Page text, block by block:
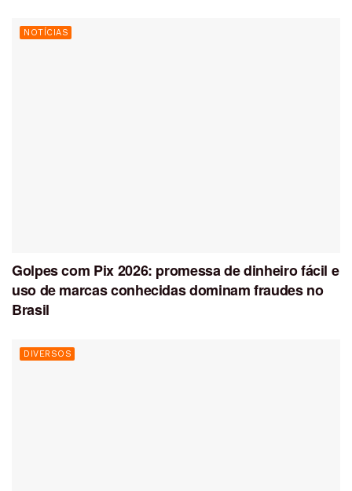
NOTÍCIAS
Golpes com Pix 2026: promessa de dinheiro fácil e
uso de marcas conhecidas dominam fraudes no
Brasil
DIVERSOS